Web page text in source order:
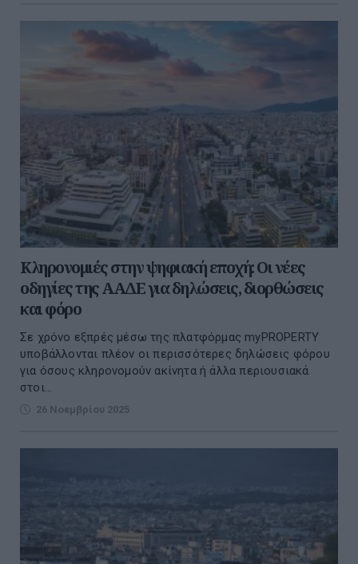
Κληρονομιές στην ψηφιακή εποχή: Οι νέες
οδηγίες της ΑΑΔΕ για δηλώσεις, διορθώσεις
και φόρο
Σε χρόνο εξπρές μέσω της πλατφόρμας myPROPERTY
υποβάλλονται πλέον οι περισσότερες δηλώσεις φόρου
για όσους κληρονομούν ακίνητα ή άλλα περιουσιακά
στοι...
26 Νοεμβρίου 2025